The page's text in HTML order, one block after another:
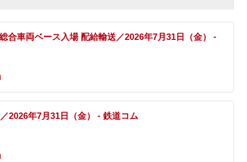
合車両ベース入場 配給輸送／2026年7月31日（金） -
2026年7月31日（金） - 鉄道コム